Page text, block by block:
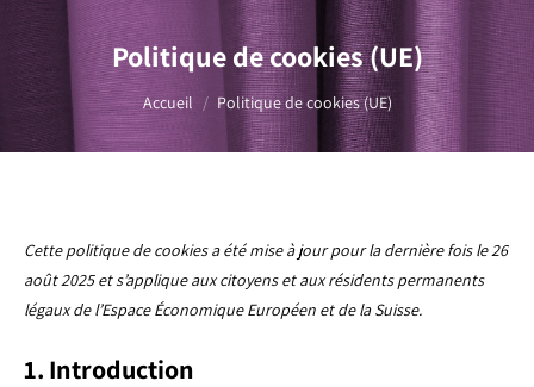
Politique de cookies (UE)
Vous êtes ici :
Accueil Politique de cookies (UE)
Cette politique de cookies a été mise à jour pour la dernière fois le 26
août 2025 et s’applique aux citoyens et aux résidents permanents
légaux de l’Espace Économique Européen et de la Suisse.
1. Introduction